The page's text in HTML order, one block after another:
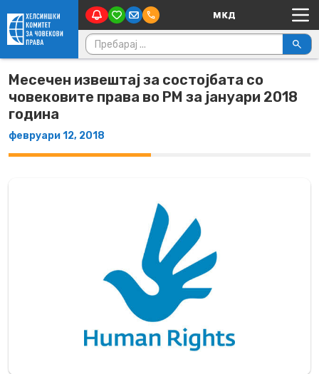
Skip to content Main Navigation
Пребарувај за:
Месечен извештај за состојбата со
човековите права во РМ за јануари 2018
година
февруари 12, 2018